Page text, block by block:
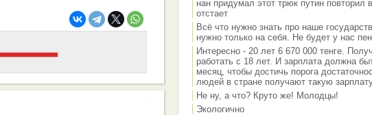
нан придумал этот трюк путин повторил
отстает
Всё что нужно знать про наше
нужно только на себя. Не будет у нас
Интересно - 20 лет 6 670 000 тенге.
работать с 18 лет. И зарплата должна
месяц, чтобы достичь порога
людей в стране получают такую
Не ну, а что? Круто же! Молодцы!
Экологично